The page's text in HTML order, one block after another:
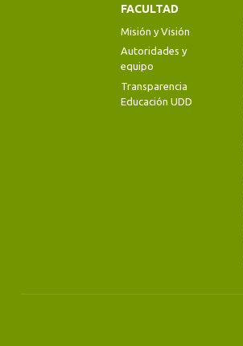
FACULTAD
Misión y Visión
Autoridades y
equipo
Transparencia
Educación UDD